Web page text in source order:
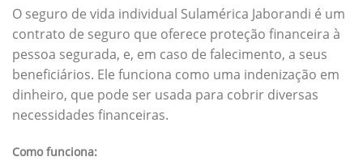
O seguro de vida individual Sulamérica Jaborandi é um
contrato de seguro que oferece proteção financeira à
pessoa segurada, e, em caso de falecimento, a seus
beneficiários. Ele funciona como uma indenização em
dinheiro, que pode ser usada para cobrir diversas
necessidades financeiras.
Como funciona: